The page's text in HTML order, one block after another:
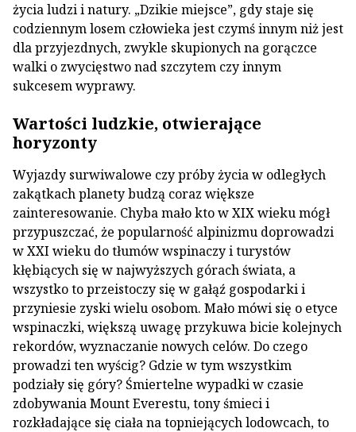
życia ludzi i natury. „Dzikie miejsce”, gdy staje się
codziennym losem człowieka jest czymś innym niż jest
dla przyjezdnych, zwykle skupionych na gorączce
walki o zwycięstwo nad szczytem czy innym
sukcesem wyprawy.
Wartości ludzkie, otwierające
horyzonty
Wyjazdy surwiwalowe czy próby życia w odległych
zakątkach planety budzą coraz większe
zainteresowanie. Chyba mało kto w XIX wieku mógł
przypuszczać, że popularność alpinizmu doprowadzi
w XXI wieku do tłumów wspinaczy i turystów
kłębiących się w najwyższych górach świata, a
wszystko to przeistoczy się w gałąź gospodarki i
przyniesie zyski wielu osobom. Mało mówi się o etyce
wspinaczki, większą uwagę przykuwa bicie kolejnych
rekordów, wyznaczanie nowych celów. Do czego
prowadzi ten wyścig? Gdzie w tym wszystkim
podziały się góry? Śmiertelne wypadki w czasie
zdobywania Mount Everestu, tony śmieci i
rozkładające się ciała na topniejących lodowcach, to